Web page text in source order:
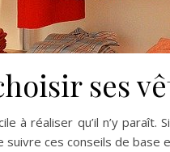
ses
à réaliser qu’il n’y
ces conseils de base